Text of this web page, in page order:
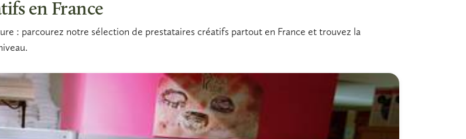
en France
: parcourez notre sélection de prestataires créatifs partout en France et trouvez la